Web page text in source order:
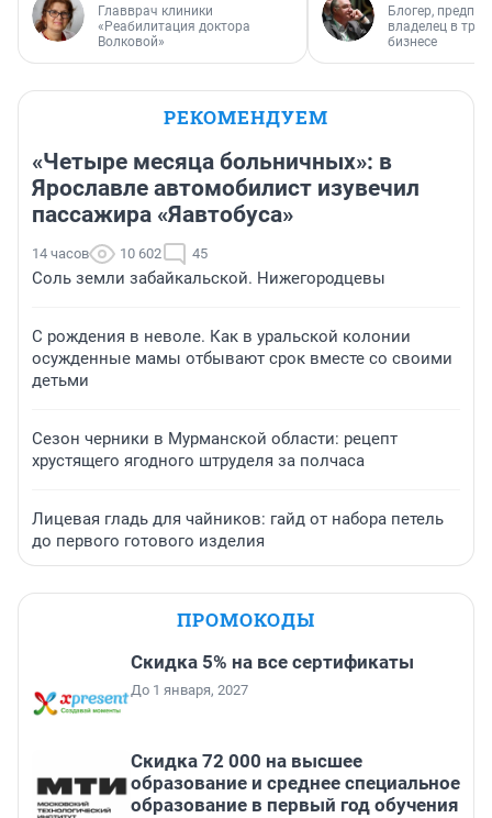
Главврач клиники
«Реабилитация доктора
Волковой»
Блогер,
владелец в
бизнесе
РЕКОМЕНДУЕМ
«Четыре месяца больничных»: в
Ярославле автомобилист изувечил
пассажира «Яавтобуса»
14 часов 10 602 45
Соль земли забайкальской. Нижегородцевы
С рождения в неволе. Как в уральской колонии
осужденные мамы отбывают срок вместе со своими
детьми
Сезон черники в Мурманской области: рецепт
хрустящего ягодного штруделя за полчаса
Лицевая гладь для чайников: гайд от набора петель
до первого готового изделия
ПРОМОКОДЫ
Скидка 5% на все сертификаты
До 1 января, 2027
Скидка 72 000 на высшее
образование и среднее специальное
образование в первый год обучения